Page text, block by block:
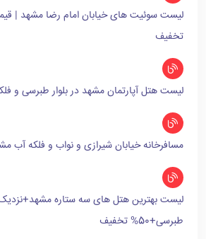
تخفیف
لیست هتل آپارتمان مشهد در بلوار طبرسی و فلکه آب +
مسافرخانه خیابان شیرازی و نواب و فلکه آب مشهد+50%
لیست بهترین هتل های سه ستاره
طبرسی+50% تخفیف